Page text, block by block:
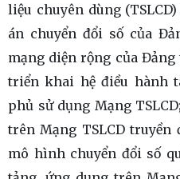
liệu chuyên dùng
án chuyển đổi số của
mạng diện rộng của Đảng
triển khai hệ điều hành
phủ sử dụng Mạng
trên Mạng TSLCD truyền
mô hình chuyển đổi số